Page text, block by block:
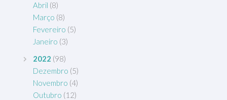
Abril (8)
Março (8)
Fevereiro (5)
Janeiro (3)
2022 (98)
Dezembro (5)
Novembro (4)
Outubro (12)